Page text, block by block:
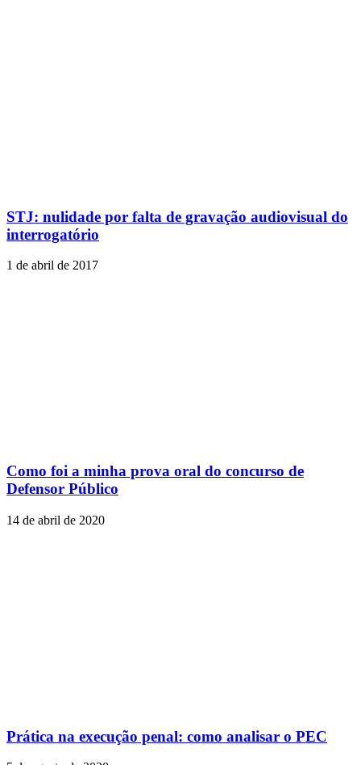
STJ: nulidade por falta de gravação audiovisual do
interrogatório
1 de abril de 2017
Como foi a minha prova oral do concurso de
Defensor Público
14 de abril de 2020
Prática na execução penal: como analisar o PEC